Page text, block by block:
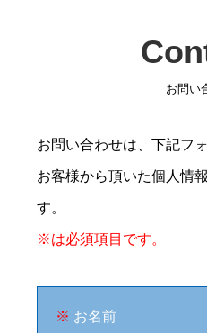
お問い
お問い合わせは、下記フ
お客様から頂いた個人情
す。
※は必須項目です。
※ お名前